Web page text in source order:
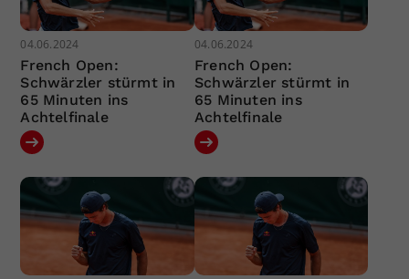
04.06.2024
French Open:
Schwärzler stürmt in
65 Minuten ins
Achtelfinale
04.06.2024
French Open:
Schwärzler stürmt in
65 Minuten ins
Achtelfinale